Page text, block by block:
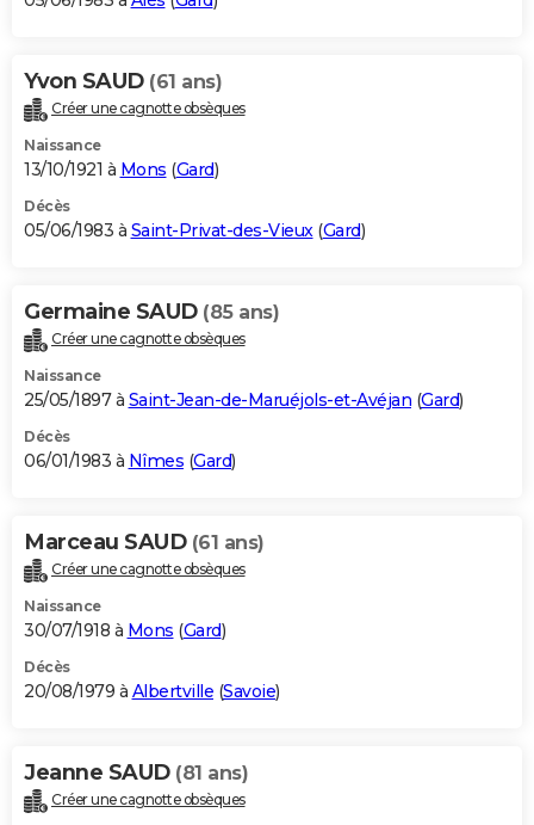
Yvon SAUD (61 ans)
Créer une cagnotte obsèques
Naissance
13/10/1921 à Mons (Gard)
Décès
05/06/1983 à Saint-Privat-des-Vieux(Gard)
Germaine SAUD (85 ans)
Créer une cagnotte obsèques
Naissance
25/05/1897 à Saint-Jean-de-Maruéjols-et-Avéjan (Gard)
Décès
06/01/1983 à Nîmes (Gard)
Marceau SAUD (61 ans)
Créer une cagnotte obsèques
Naissance
30/07/1918 à Mons (Gard)
Décès
20/08/1979 à Albertville (Savoie)
Jeanne SAUD (81 ans)
Créer une cagnotte obsèques